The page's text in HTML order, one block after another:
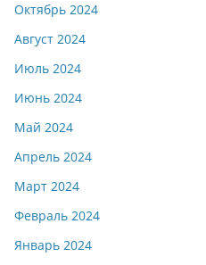
Октябрь 2024
Август 2024
Июль 2024
Июнь 2024
Май 2024
Апрель 2024
Март 2024
Февраль 2024
Январь 2024